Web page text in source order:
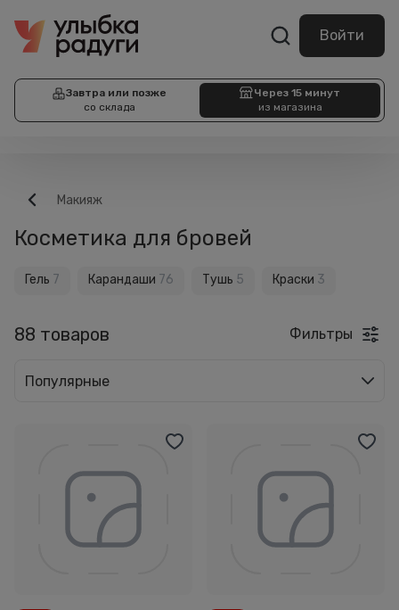
Войти
Завтра или позже
со склада
Через 15 минут
из магазина
Макияж
Косметика для бровей
Гель 7 Карандаши 76 Тушь 5 Краски 3
88 товаров Фильтры
Популярные